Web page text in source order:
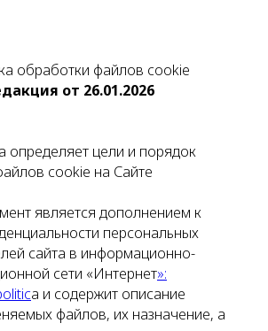
обработки файлов cookie
от 26.01.2026
определяет цели и порядок
cookie на Сайте
является дополнением к
персональных
сайта в информационно-
сети «Интернет»:
ca и содержит описание
файлов, их назначение, а